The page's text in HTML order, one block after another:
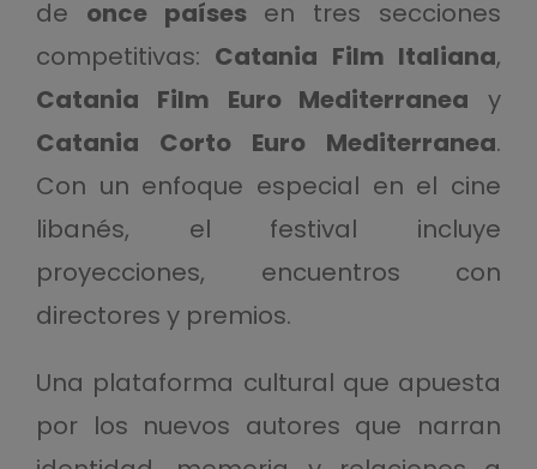
de once paísesen tres secciones
competitivas: Catania Film Italiana,
Catania Film Euro Mediterranea y
Catania Corto Euro Mediterranea.
Con un enfoque especial en el cine
libanés, el festival incluye
proyecciones, encuentros con
directores y premios.
Una plataforma cultural que apuesta
por los nuevos autores que narran